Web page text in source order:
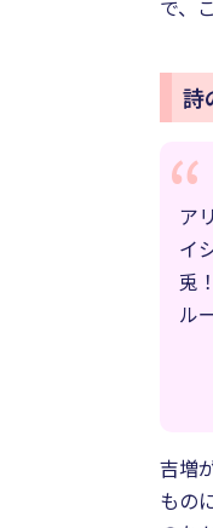
で、
詩
ア
イ
兎
ル
吉増
もの